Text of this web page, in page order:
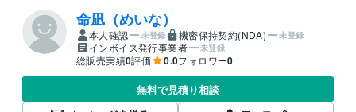
命凪（めいな）
本人確認 未登録 機密保持契約(NDA) 未登録
インボイス発行事業者 未登録
総販売実績0評価 0.0フォロワー0
無料で見積り相談